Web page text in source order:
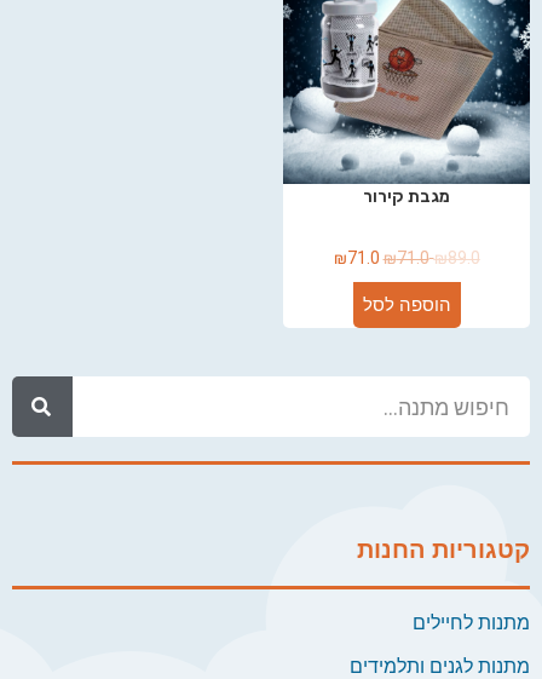
קטגוריות החנות
מתנות לחיילים
מתנות לגנים ותלמידים
מגבת קירור
₪89.0
₪71.0
₪71.0
הוספה לסל